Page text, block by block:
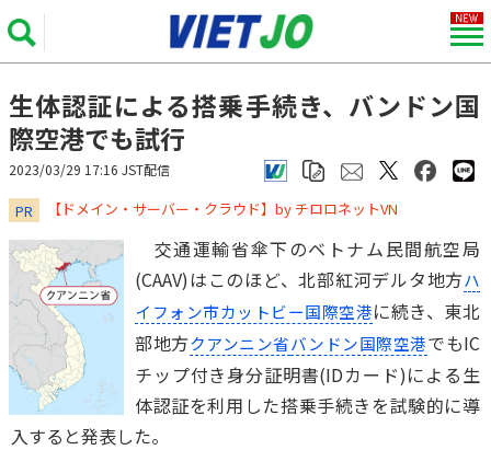
生体認証による搭乗手続き、バンドン国
際空港でも試行
2023/03/29 17:16 JST配信
PR ​​​​​​​【ドメイン・サーバー・クラウド】by チロロネットVN
交通運輸省傘下のベトナム民間航空局
(CAAV)はこのほど、北部紅河デルタ地方ハ
イフォン市カットビー国際空港に続き、東北
部地方クアンニン省バンドン国際空港でもIC
チップ付き身分証明書(IDカード)による生
体認証を利用した搭乗手続きを試験的に導
入すると発表した。